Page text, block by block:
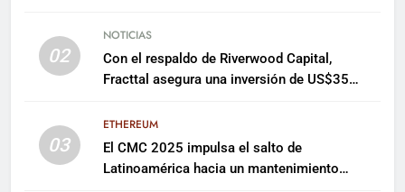
02
NOTICIAS
Con el respaldo de Riverwood Capital,
Fracttal asegura una inversión de US$35
03
ETHEREUM
El CMC 2025 impulsa el salto de
Latinoamérica hacia un mantenimiento